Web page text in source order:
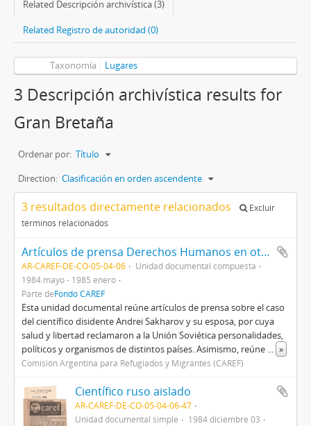
Related Descripción archivística (3)
Related Registro de autoridad (0)
Taxonomía Lugares
3 Descripción archivística results for
Gran Bretaña
Ordenar por: Título
Direction: Clasificación en orden ascendente
3 resultados directamente relacionados
Excluir
términos relacionados
Artículos de prensa Derechos Humanos en otros países
AR-CAREF-DE-CO-05-04-06
Unidad documental compuesta
1984 mayo - 1985 enero
Parte deFondo CAREF
Esta unidad documental reúne artículos de prensa sobre el caso
del científico disidente Andrei Sakharov y su esposa, por cuya
salud y libertad reclamaron a la Unión Soviética personalidades,
políticos y organismos de distintos países. Asimismo, reúne ... »
Comisión Argentina para Refugiados y Migrantes (CAREF)
Científico ruso aislado
AR-CAREF-DE-CO-05-04-06-47
Unidad documental simple
1984 diciembre 03